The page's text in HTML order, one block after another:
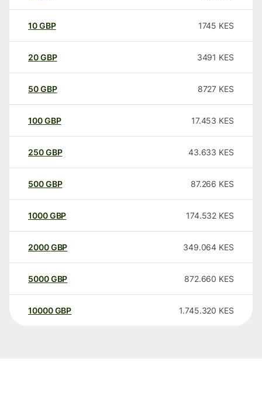
10GBP 1745 KES
20GBP 3491 KES
50GBP 8727 KES
100GBP 17.453 KES
250GBP 43.633 KES
500GBP 87.266 KES
1000GBP 174.532 KES
2000GBP 349.064 KES
5000GBP 872.660 KES
10000 GBP 1.745.320 KES